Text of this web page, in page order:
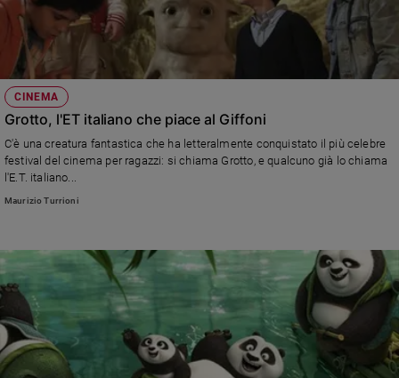
CINEMA
Grotto, l'ET italiano che piace al Giffoni
C'è una creatura fantastica che ha letteralmente conquistato il più celebre
festival del cinema per ragazzi: si chiama Grotto, e qualcuno già lo chiama
l'E.T. italiano...
Maurizio Turrioni